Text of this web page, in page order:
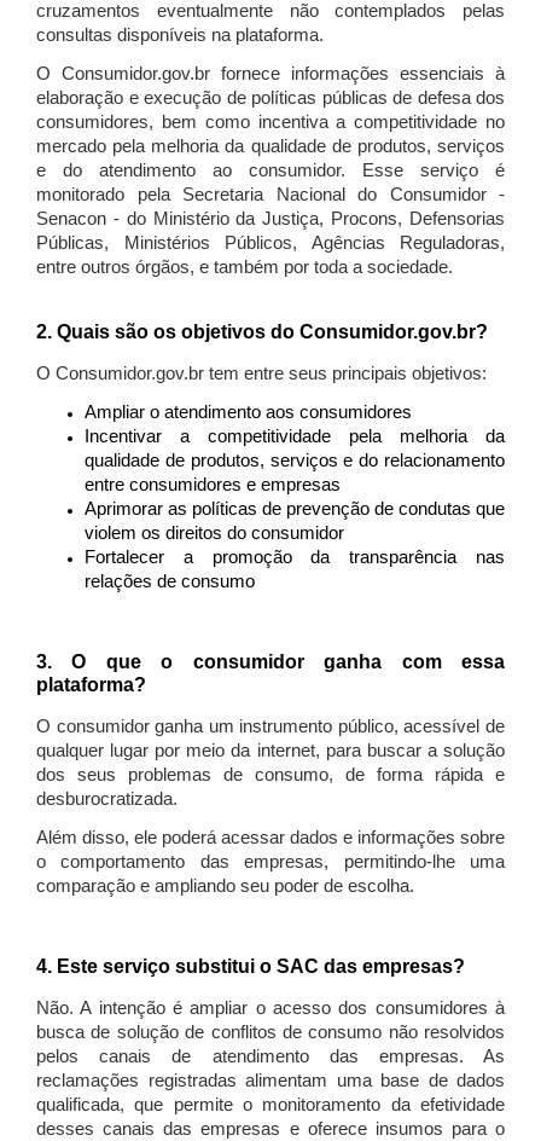
cruzamentos eventualmente não contemplados pelas
consultas disponíveis na plataforma.
O Consumidor.gov.br fornece informações essenciais à
elaboração e execução de políticas públicas de defesa dos
consumidores, bem como incentiva a competitividade no
mercado pela melhoria da qualidade de produtos, serviços
e do atendimento ao consumidor. Esse serviço é
monitorado pela Secretaria Nacional do Consumidor -
Senacon - do Ministério da Justiça, Procons, Defensorias
Públicas, Ministérios Públicos, Agências Reguladoras,
entre outros órgãos, e também por toda a sociedade.
2. Quais são os objetivos do Consumidor.gov.br?
O Consumidor.gov.br tem entre seus principais objetivos:
Ampliar o atendimento aos consumidores
Incentivar a competitividade pela melhoria da
qualidade de produtos, serviços e do relacionamento
entre consumidores e empresas
Aprimorar as políticas de prevenção de condutas que
violem os direitos do consumidor
Fortalecer a promoção da transparência nas
relações de consumo
3. O que o consumidor ganha com essa
plataforma?
O consumidor ganha um instrumento público, acessível de
qualquer lugar por meio da internet, para buscar a solução
dos seus problemas de consumo, de forma rápida e
desburocratizada.
Além disso, ele poderá acessar dados e informações sobre
o comportamento das empresas, permitindo-lhe uma
comparação e ampliando seu poder de escolha.
4. Este serviço substitui o SAC das empresas?
Não. A intenção é ampliar o acesso dos consumidores à
busca de solução de conflitos de consumo não resolvidos
pelos canais de atendimento das empresas. As
reclamações registradas alimentam uma base de dados
qualificada, que permite o monitoramento da efetividade
desses canais das empresas e oferece insumos para o